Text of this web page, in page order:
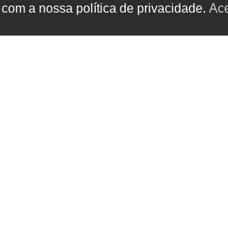
a nossa política de privacidade.